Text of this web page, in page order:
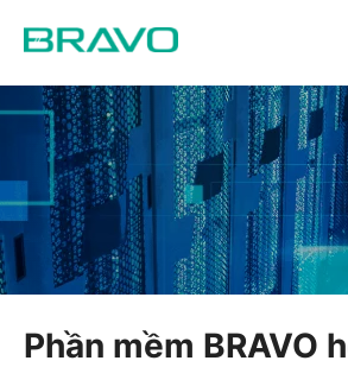
Phần mềm BRAVO